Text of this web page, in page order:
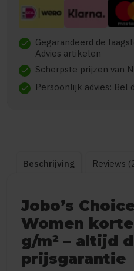
check Gegarandeerd de
Advies artikelen
check Scherpste prijzen van
check Persoonlijk advies:
Beschrijving Reviews
Jobo’s
Women
g/m² – altijd
prijsgarantie